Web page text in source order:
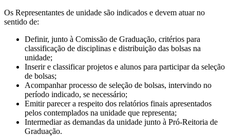
Os Representantes de unidade são indicados e devem atuar no
sentido de:
Definir, junto à Comissão de Graduação, critérios para
classificação de disciplinas e distribuição das bolsas na
unidade;
Inserir e classificar projetos e alunos para participar da seleção
de bolsas;
Acompanhar processo de seleção de bolsas, intervindo no
período indicado, se necessário;
Emitir parecer a respeito dos relatórios finais apresentados
pelos contemplados na unidade que representa;
Intermediar as demandas da unidade junto à Pró-Reitoria de
Graduação.